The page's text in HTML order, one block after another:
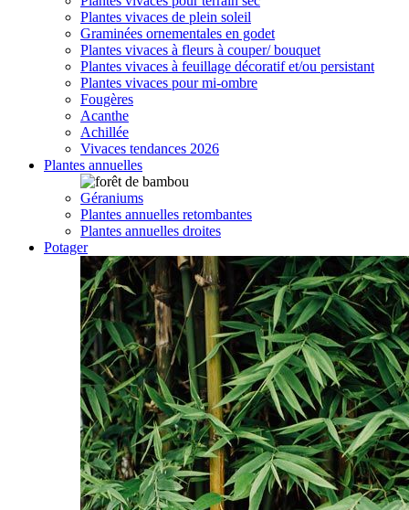
Plantes vivaces de plein soleil
Graminées ornementales en godet
Plantes vivaces à fleurs à couper/ bouquet
Plantes vivaces à feuillage décoratif et/ou persistant
Plantes vivaces pour mi-ombre
Fougères
Acanthe
Achillée
Vivaces tendances 2026
Plantes annuelles
Géraniums
Plantes annuelles retombantes
Plantes annuelles droites
Potager